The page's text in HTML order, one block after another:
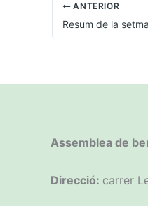
ANTERIOR
Resum de la
Assemblea de
Direcció: carrer